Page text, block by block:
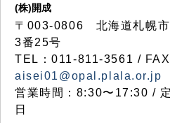
(株)開成
〒003-0806 北海道札幌市
3番25号
TEL：011-811-3561 /
aisei01@opal.plala.or.jp
営業時間：8:30〜17:30 /
日